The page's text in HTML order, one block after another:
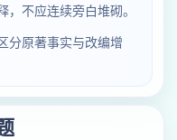
，不应连续旁白堆砌。
分原著事实与改编增